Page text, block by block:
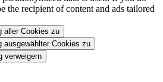
the recipient of content and ads tailored
aller Cookies zu
ausgewählter Cookies zu
verweigern